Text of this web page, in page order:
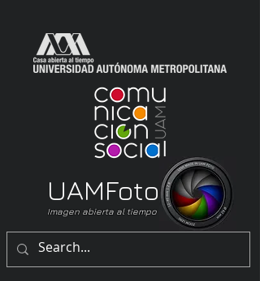
Imagen abierta al tiempo
UAMFoto